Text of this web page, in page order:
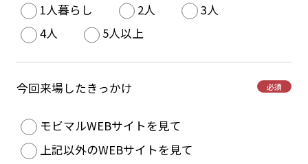
1人暮らし 2人
3人
4人
5人以上
今回来場したきっかけ 必須
モビマルWEBサイトを見て
上記以外のWEBサイトを見て